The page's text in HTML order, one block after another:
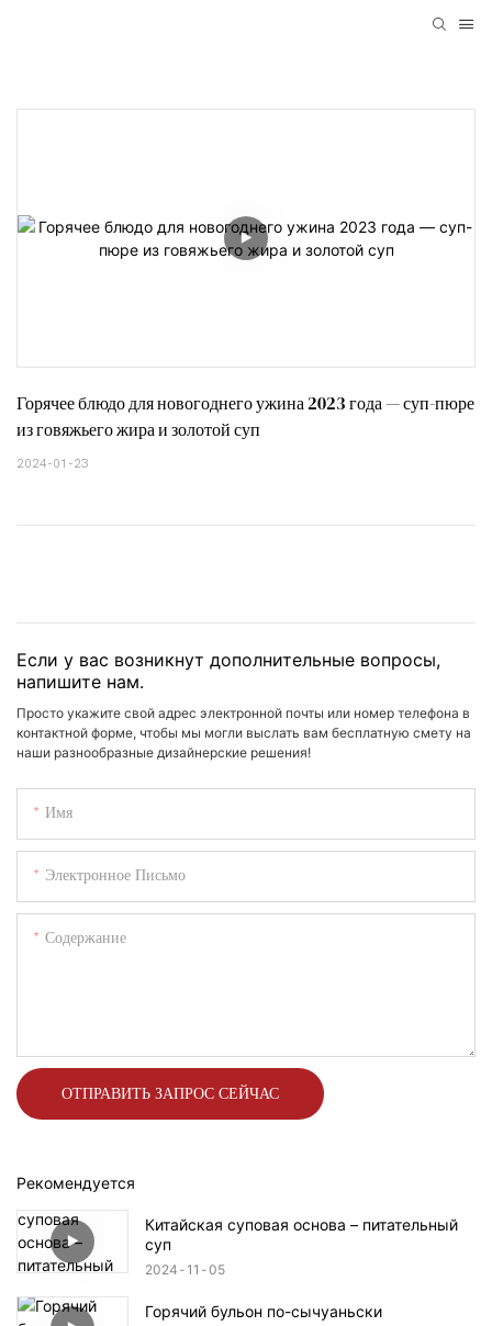
Горячее блюдо для новогоднего ужина 2023 года — суп-пюре
из говяжьего жира и золотой суп
2024-01-23
Если у вас возникнут дополнительные вопросы,
напишите нам.
Просто укажите свой адрес электронной почты или номер телефона в
контактной форме, чтобы мы могли выслать вам бесплатную смету на
наши разнообразные дизайнерские решения!
Имя
Электронное Письмо
Содержание
ОТПРАВИТЬ ЗАПРОС СЕЙЧАС
Рекомендуется
Китайская суповая основа – питательный
суп
2024 11 05
Горячий бульон по-сычуаньски